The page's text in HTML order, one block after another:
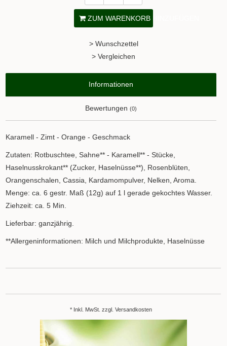
ZUM WARENKORB HINZUFÜGEN
> Wunschzettel
> Vergleichen
Informationen
Bewertungen (0)
Karamell - Zimt - Orange - Geschmack
Zutaten: Rotbuschtee, Sahne** - Karamell** - Stücke,
Haselnusskrokant** (Zucker, Haselnüsse**), Rosenblüten,
Orangenschalen, Cassia, Kardamompulver, Nelken, Aroma.
Menge: ca. 6 gestr. Maß (12g) auf 1 l gerade gekochtes Wasser.
Ziehzeit: ca. 5 Min.
Lieferbar: ganzjährig.
**Allergeninformationen: Milch und Milchprodukte, Haselnüsse
* Inkl. MwSt. zzgl. Versandkosten